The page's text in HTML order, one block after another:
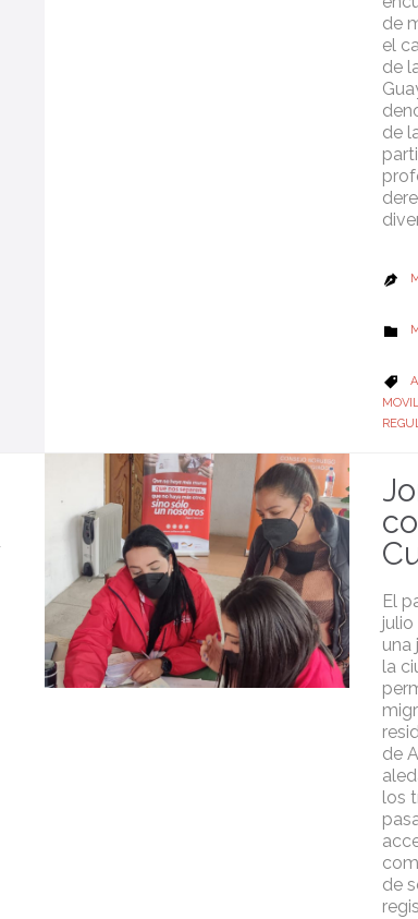
de
el
de
de



El
una
la
de
los
de